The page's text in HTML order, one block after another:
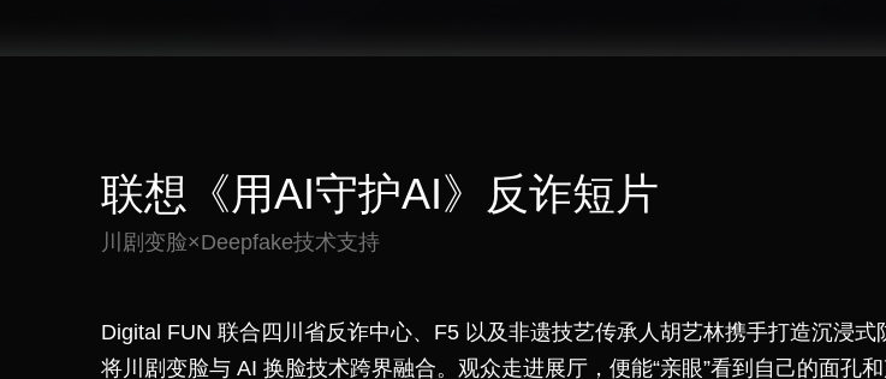
联想《用AI守护AI》反诈短片
川剧变脸×Deepfake技术支持
Digital FUN 联合四川省反诈中心、F5 以及非遗技艺传承人胡艺林携手打造沉浸式
将川剧变脸与 AI 换脸技术跨界融合。观众走进展厅，便能“亲眼”看到自己的面孔